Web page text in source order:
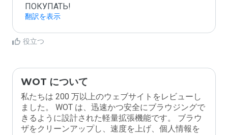
ПОКУПАТЬ!
翻訳を表示
役立つ
WOT について
私たちは 200 万以上のウェブサイトをレビューし
ました。 WOT は、迅速かつ安全にブラウジングで
きるように設計された軽量拡張機能です。 ブラウ
ザをクリーンアップし、速度を上げ、個人情報を